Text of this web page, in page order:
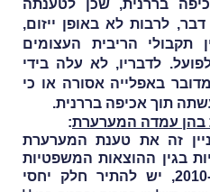
בררנית, שכן לטענתה
לרבות לא באופן ייזום,
הריבית העצומים
לדבריו, לא עלה בידי
באפלייה אסורה או כי
תוך אכיפה בררנית.
בהן עמדה המערערת:
זה את טענת המערערת
בגין ההוצאות המשפטיות
הוצאו רק בשנים 2009 ו-2010, יש להתיר חלק יחסי